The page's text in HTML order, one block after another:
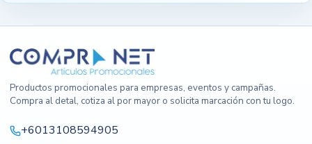
Productos promocionales para empresas, eventos y campañas.
Compra al detal, cotiza al por mayor o solicita marcación con tu logo.
+6013108594905